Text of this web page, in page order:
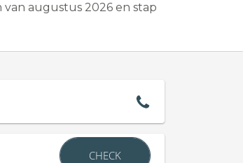
augustus 2026 en stap
CHECK